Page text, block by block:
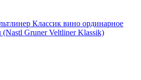
Классик вино ординарное
(Nastl Gruner Veltliner Klassik)